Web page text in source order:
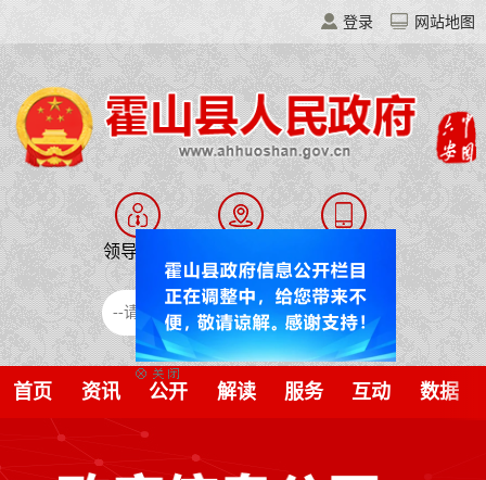
登录 网站地图
领导之窗
霍山智搜
首页 资讯 公开 解读 服务 互动 数据